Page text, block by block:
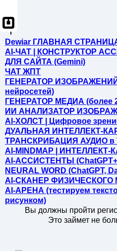
Dewiar ГЛАВНАЯ
AI-ЧАТ | КОНСТРУКТОР
ДЛЯ САЙТА (Gemini)
ЧАТ ЖПТ
ГЕНЕРАТОР ИЗОБРАЖЕНИЙ
нейросетей)
ГЕНЕРАТОР МЕДИА (более
ИИ АНАЛИЗАТОР
AI-ХОЛСТ | Цифровое
ДУАЛЬНАЯ ИНТЕЛЛЕКТ-
ТРАНСКРИБАЦИЯ АУДИО в
AI-MINDMAP | ИНТЕЛЛЕКТ-
AI-АССИСТЕНТЫ
NEURAL WORD (ChatGPT,
AI-СКАНЕР ФИЗИЧЕСКОГО
AI-АРЕНА (тестируем
рисунком)
Вы должны пройти
Это займет не